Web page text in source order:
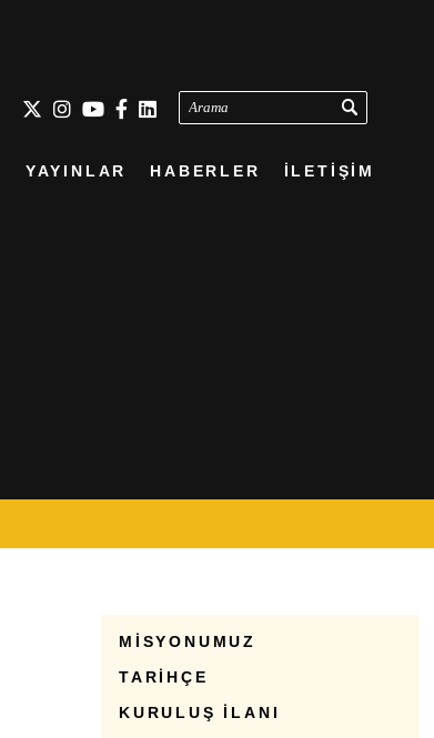
Arama
YAYINLAR HABERLER İLETİŞİM
MİSYONUMUZ
TARİHÇE
KURULUŞ İLANI